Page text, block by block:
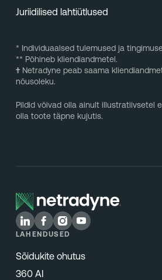
Juriidilised lahtiütlused
* Individuaalsed tulemused ja
** Põhineb kliendiandmetel.
†Netradyne peab saama
nõusoleku.
Pildid võivad olla ainult illustratiivsetel
olla toote täpne kujutis.
LAHENDUSED
Sõidukite ohutus
360 AI